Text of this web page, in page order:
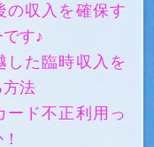
の収入を確保す
す♪
した臨時収入を
方法
ード不正利用っ